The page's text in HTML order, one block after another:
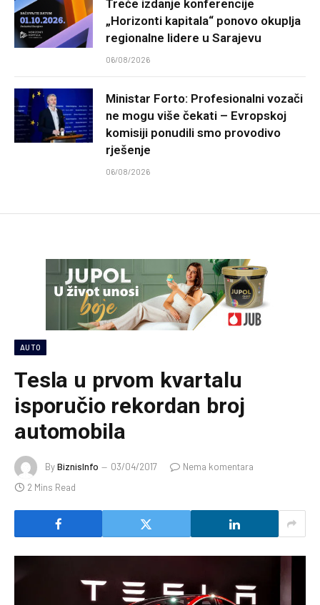
Treće izdanje konferencije
„Horizonti kapitala“ ponovo okuplja
regionalne lidere u Sarajevu
06/08/2026
Ministar Forto: Profesionalni vozači
ne mogu više čekati – Evropskoj
komisiji ponudili smo provodivo
rješenje
06/08/2026
AUTO
Tesla u prvom kvartalu
isporučio rekordan broj
automobila
ByBiznisInfo 03/04/2017
Nema komentara
2 Mins Read